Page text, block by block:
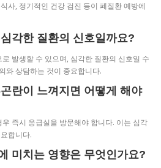
사, 정기적인 건강 검진 등이 폐질환 예방에
각한 질환의 신호일까요?
발생할 수 있으며, 심각한 질환의 신호일 수
와 상담하는 것이 중요합니다.
란이 느껴지면 어떻게 해야
즉시 응급실을 방문해야 합니다. 이는 심각
합니다.
미치는 영향은 무엇인가요?